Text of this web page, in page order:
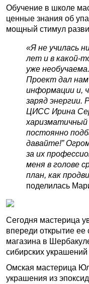
Обучение в школе
ценные знания об
мощный стимул
«Я не училась
лет и в какой-
уже
Проект дал
информации и,
заряд энергии.
ЦИСС Ирина
харизматичный
постоянно
давайте!”
за их
меня в голове
план, как
поделилась
Сегодня мастерица
впереди открытие ее
магазина в
сибирских
Омская мастерица
украшения из